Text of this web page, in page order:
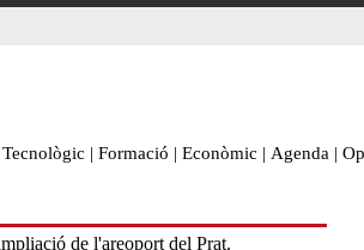
Tecnològic | Formació | Econòmic | Agenda |